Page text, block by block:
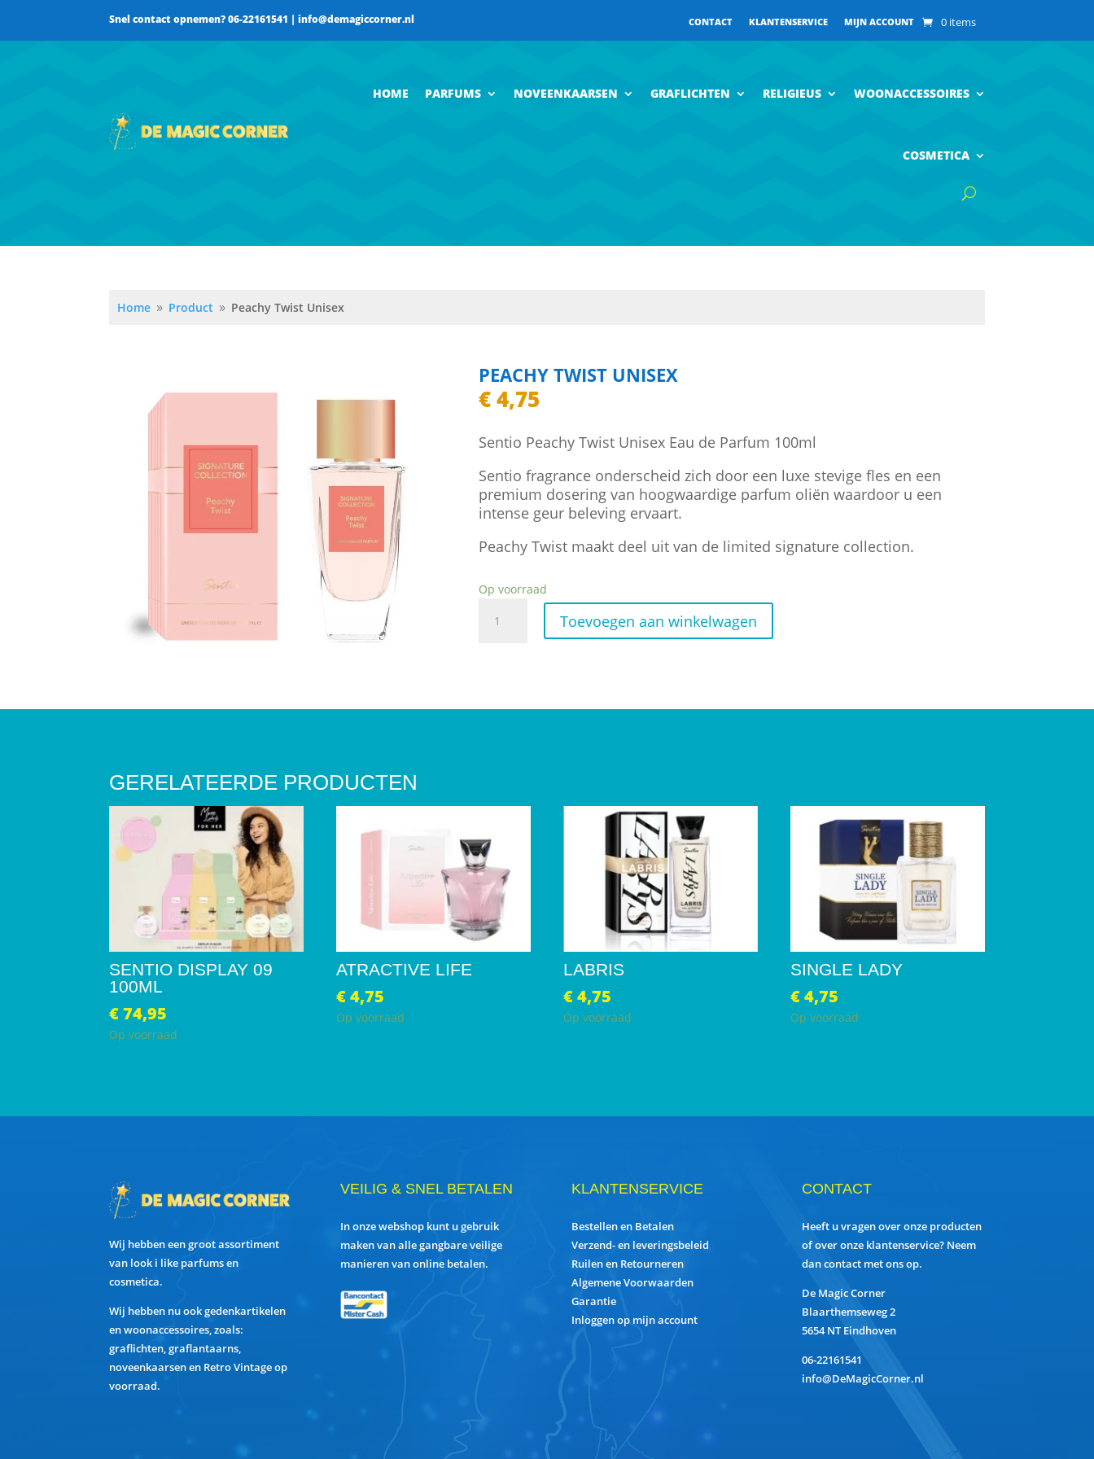
Snel contact opnemen? 06-22161541 | info@demagiccorner.nl CONTACT KLANTENSERVICE MIJN ACCOUNT 0 items
HOME PARFUMS NOVEENKAARSEN GRAFLICHTEN RELIGIEUS WOONACCESSOIRES
COSMETICA
Home 9 Product 9 Peachy Twist Unisex
PEACHY TWIST UNISEX
€4,75
Sentio Peachy Twist Unisex Eau de Parfum 100ml
Sentio fragrance onderscheid zich door een luxe stevige fles en een
premium dosering van hoogwaardige parfum oliën waardoor u een
intense geur beleving ervaart.
Peachy Twist maakt deel uit van de limited signature collection.
Op voorraad
Twist
Toevoegen aan winkelwagen
GERELATEERDE PRODUCTEN
SENTIO DISPLAY 09
100ML
€74,95
Op voorraad
ATRACTIVE LIFE
€4,75
Op voorraad
LABRIS
€4,75
Op voorraad
SINGLE LADY
€4,75
Op voorraad
Wij hebben een groot assortiment
van look i like parfums en
cosmetica.
Wij hebben nu ook gedenkartikelen
en woonaccessoires, zoals:
graflichten, graflantaarns,
noveenkaarsen en Retro Vintage op
voorraad.
VEILIG & SNEL BETALEN
In onze webshop kunt u gebruik
maken van alle gangbare veilige
manieren van online betalen.
KLANTENSERVICE
Bestellen en Betalen
Verzend- en leveringsbeleid
Ruilen en Retourneren
Algemene Voorwaarden
Garantie
Inloggen op mijn account
CONTACT
Heeft u vragen over onze producten
of over onze klantenservice? Neem
dan contact met ons op.
De Magic Corner
Blaarthemseweg 2
5654 NT Eindhoven
06-22161541
info@DeMagicCorner.nl